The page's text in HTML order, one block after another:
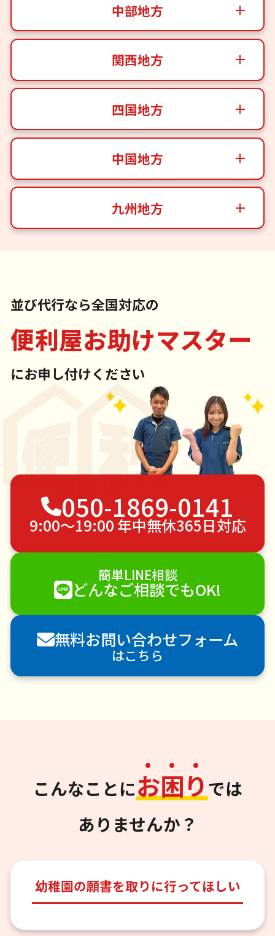
中部地方
関西地方
四国地方
中国地方
九州地方
並び代行なら全国対応の
便利屋お助けマスター
にお申し付けください
050-1869-0141
9:00〜19:00 年中無休365日対応
簡単LINE相談
どんなご相談でもOK!
無料お問い合わせフォーム
はこちら
こんなことにお困り では
ありませんか？
幼稚園の願書を取りに行ってほしい